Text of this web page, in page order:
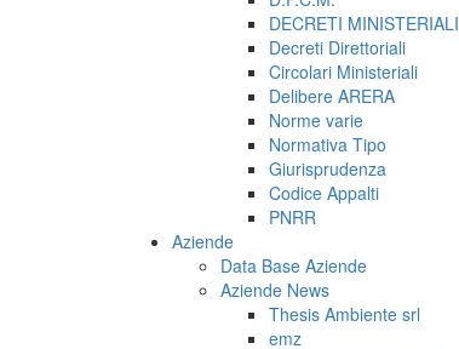
DECRETI MINISTERIALI
Decreti Direttoriali
Circolari Ministeriali
Delibere ARERA
Norme varie
Normativa Tipo
Giurisprudenza
Codice Appalti
PNRR
Aziende
Data Base Aziende
Aziende News
Thesis Ambiente srl
emz